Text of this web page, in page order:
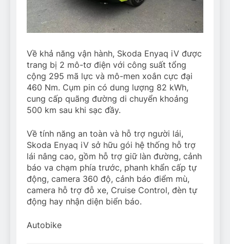
Về khả năng vận hành, Skoda Enyaq iV được
trang bị 2 mô-tơ điện với công suất tổng
cộng 295 mã lực và mô-men xoắn cực đại
460 Nm. Cụm pin có dung lượng 82 kWh,
cung cấp quãng đường di chuyển khoảng
500 km sau khi sạc đầy.
Về tính năng an toàn và hỗ trợ người lái,
Skoda Enyaq iV sở hữu gói hệ thống hỗ trợ
lái nâng cao, gồm hỗ trợ giữ làn đường, cảnh
báo va chạm phía trước, phanh khẩn cấp tự
động, camera 360 độ, cảnh báo điểm mù,
camera hỗ trợ đỗ xe, Cruise Control, đèn tự
động hay nhận diện biển báo.
Autobike